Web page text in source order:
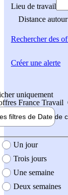
Lieu de travail
Distance
Rechercherdes
uniquement
France Travail
filtres de Date de
création de l'offre
Un jour
Trois jours
Une semaine
Deux semaines
Créer une alerte